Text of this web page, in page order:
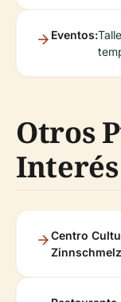
Eventos:
Otros
Centro